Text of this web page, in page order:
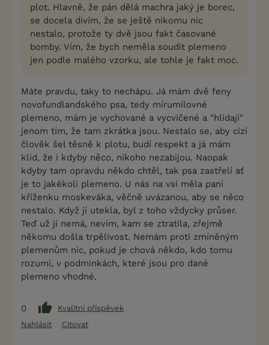
plot. Hlavně, že pán dělá machra jaký je borec,
se docela divím, že se ještě nikomu nic
nestalo, protože ty dvě jsou fakt časované
bomby. Vím, že bych neměla soudit plemeno
jen podle malého vzorku, ale tohle je fakt moc.
Máte pravdu, taky to nechápu. Já mám dvě feny
novofundlandského psa, tedy mírumilovné
plemeno, mám je vychované a vycvičené a "hlídají"
jenom tím, že tam zkrátka jsou. Nestalo se, aby cizí
člověk šel těsně k plotu, budí respekt a já mám
klid, že i kdyby něco, nikoho nezabijou. Naopak
kdyby tam opravdu někdo chtěl, tak psa zastřelí ať
je to jakékoli plemeno. U nás na vsi měla paní
kříženku moskeváka, věčně uvázanou, aby se něco
nestalo. Když jí utekla, byl z toho vždycky průser.
Teď už ji nemá, nevím, kam se ztratila, zřejmě
někomu došla trpělivost. Nemám proti zmíněným
plemenům nic, pokud je chová někdo, kdo tomu
rozumí, v podmínkách, které jsou pro dané
plemeno vhodné.
0
Kvalitní příspěvek
Nahlásit
Citovat